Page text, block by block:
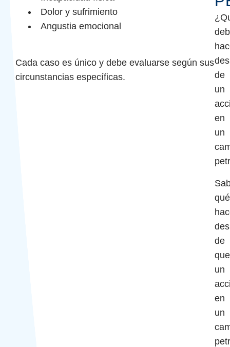
Dolor y sufrimiento
Angustia emocional
Cada caso es único y debe evaluarse según sus
circunstancias específicas.
de
un
en
un
qué
de
que
un
en
un